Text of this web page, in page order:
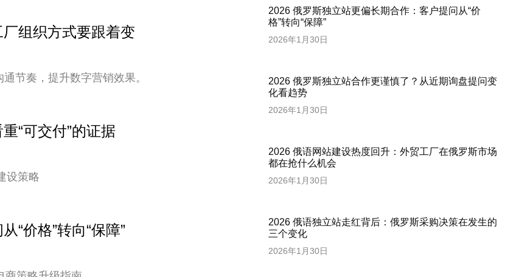
组织方式要跟着变
节奏，提升数字营销效果。
“可交付”的证据
设策略
“价格”转向“保障”
2026 俄罗斯独立站更偏长期合作：客户提问从“价
格”转向“保障”
2026年1月30日
2026 俄罗斯独立站合作更谨慎了？从近期询盘提问变
化看趋势
2026年1月30日
2026 俄语网站建设热度回升：外贸工厂在俄罗斯市场
都在抢什么机会
2026年1月30日
2026 俄语独立站走红背后：俄罗斯采购决策在发生的
三个变化
2026年1月30日